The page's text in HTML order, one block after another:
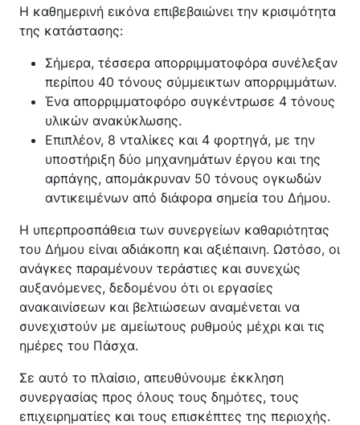
Η καθημερινή εικόνα επιβεβαιώνει την κρισιμότητα
της κατάστασης:
Σήμερα, τέσσερα απορριμματοφόρα συνέλεξαν
περίπου 40 τόνους σύμμεικτων απορριμμάτων.
Ένα απορριμματοφόρο συγκέντρωσε 4 τόνους
υλικών ανακύκλωσης.
Επιπλέον, 8 νταλίκες και 4 φορτηγά, με την
υποστήριξη δύο μηχανημάτων έργου και της
αρπάγης, απομάκρυναν 50 τόνους ογκωδών
αντικειμένων από διάφορα σημεία του Δήμου.
Η υπερπροσπάθεια των συνεργείων καθαριότητας
του Δήμου είναι αδιάκοπη και αξιέπαινη. Ωστόσο, οι
ανάγκες παραμένουν τεράστιες και συνεχώς
αυξανόμενες, δεδομένου ότι οι εργασίες
ανακαινίσεων και βελτιώσεων αναμένεται να
συνεχιστούν με αμείωτους ρυθμούς μέχρι και τις
ημέρες του Πάσχα.
Σε αυτό το πλαίσιο, απευθύνουμε έκκληση
συνεργασίας προς όλους τους δημότες, τους
επιχειρηματίες και τους επισκέπτες της περιοχής.